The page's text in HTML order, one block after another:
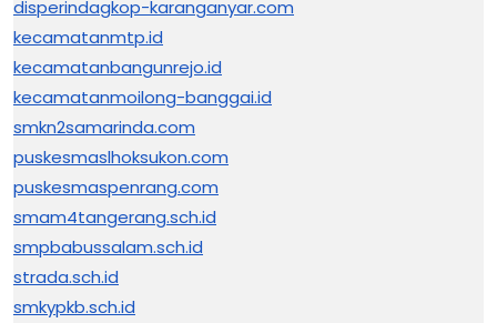
disperindagkop-karanganyar.com
kecamatanmtp.id
kecamatanbangunrejo.id
kecamatanmoilong-banggai.id
smkn2samarinda.com
puskesmaslhoksukon.com
puskesmaspenrang.com
smam4tangerang.sch.id
smpbabussalam.sch.id
strada.sch.id
smkypkb.sch.id